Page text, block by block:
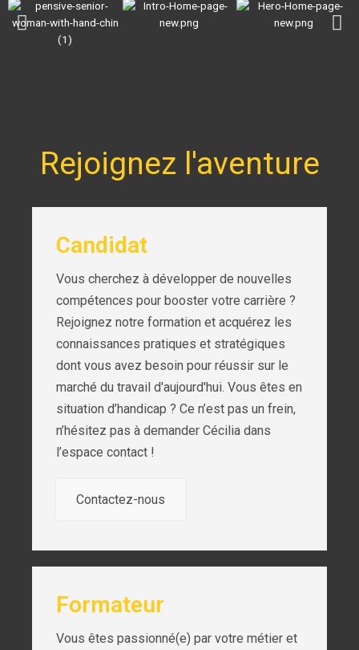
Rejoignez l'aventure
Candidat
Vous cherchez à développer de nouvelles
compétences pour booster votre carrière ?
Rejoignez notre formation et acquérez les
connaissances pratiques et stratégiques
dont vous avez besoin pour réussir sur le
marché du travail d'aujourd'hui. Vous êtes en
situation d’handicap ? Ce n’est pas un frein,
n’hésitez pas à demander Cécilia dans
l’espace contact !
Contactez-nous
Formateur
Vous êtes passionné(e) par votre métier et